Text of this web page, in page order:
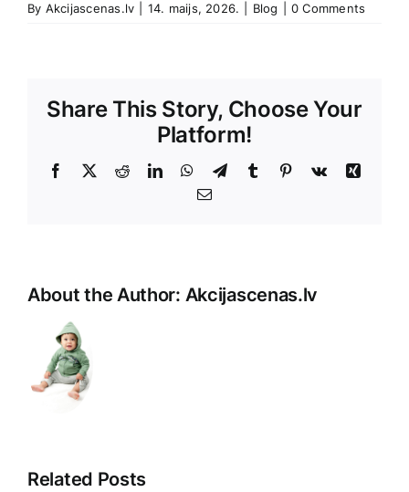
By Akcijascenas.lv 14. maijs, 2026. Blog 0 Comments
Share This Story, Choose Your
Platform!
Facebook
X RedditLinkedInWhatsApp
TelegramTumblr Pinterest
Vk
Xing
E-
About the Author: Akcijascenas.lv
Related Posts